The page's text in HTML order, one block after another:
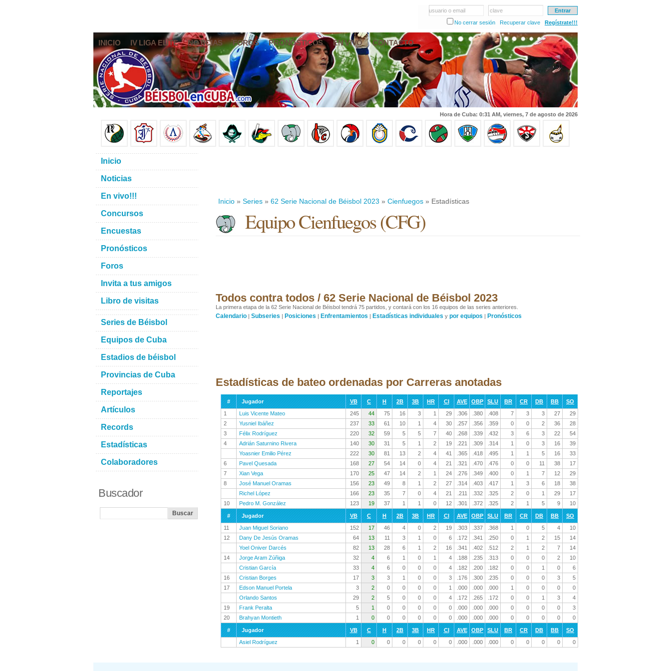
usuario o email
clave
No cerrar sesión
Recuperar clave Regístrate!!!
INICIO IV LIGA ELITE NOTICIAS FOROS PRONÓSTICOS EN VIVO CONTACTO
Hora de Cuba: 0:31 AM, viernes, 7 de agosto de 2026
Inicio » Series » 62 Serie Nacional de Béisbol 2023 » Cienfuegos » Estadísticas
Equipo Cienfuegos (CFG)
Todos contra todos / 62 Serie Nacional de Béisbol 2023
La primera etapa de la 62 Serie Nacional de Béisbol tendrá 75 partidos, y contará con los 16 equipos de las series anteriores.
Calendario | Subseries | Posiciones | Enfrentamientos | Estadísticas individuales y por equipos | Pronósticos
Estadísticas de bateo ordenadas por Carreras anotadas
# Jugador VB C H 2B 3B HR CI AVE OBP SLU BR CR DB BB
SO
1
Luis Vicente Mateo 245 44 75 16 3 1 29 .306 .380 .408 7 3 3 27
29
2
Yusniel Ibáñez 237 33 61 10 1 4 30 .257 .356 .359 0 0 2 36
28
3
Félix Rodríguez 220 32 59 5 5 7 40 .268 .339 .432 3 6 3 22
54
4
Adrián Saturnino Rivera 140 30 31 5 1 2 19 .221 .309 .314 1 0 3 16
39
Yoasnier Emilio Pérez
222 30 81 13 2 4 41 .365 .418 .495 1 1 5 16
33
6
Pavel Quesada 168 27 54 14 0 4 21 .321 .470 .476 0 0 11 38
17
7
Xian Vega 170 25 47 14 2 1 24 .276 .349 .400 0 1 7 12
29
8
José Manuel Oramas 156 23 49 8 1 2 27 .314 .403 .417 1 3 6 18
38
Richel López
166 23 35 7 0 4 21 .211 .332 .325 2 0 1 29
17
10
Pedro M. González 123 19 37 1 1 0 12 .301 .372 .325 2 1 5 9 10
# Jugador VB C H 2B 3B HR CI AVE OBP SLU BR CR DB BB
SO
11
Juan Miguel Soriano 152 17 46 4 0 2 19 .303 .337 .368 1 0 5 4
10
12
Dany De Jesús Oramas 64 13 11 3 1 0 6 .172 .341 .250 0 1 2 15
14
Yoel Oniver Darcés
82 13 28 6 1 2 16 .341 .402 .512 2 1 2 7
14
14
Jorge Aram Zúñiga 32 4 6 1 0 1 4 .188 .235 .313 0 0 0 2
10
Cristian García
33 4 6 0 0 0 4 .182 .200 .182 0 0 1 0
6
16
Cristian Borges 17 3 3 1 0 0 3 .176 .300 .235 0 0 0 3
5
17
Edson Manuel Portela 3 2 0 0 0 0 1 .000 .000 .000 1 0 0 0
0
Orlando Santos
29 2 5 0 0 0 4 .172 .265 .172 0 0 1 3
4
19
Frank Peralta 5 1 0 0 0 0 0 .000 .000 .000 0 0 0 0
3
20
Brahyan Montieth 1 0 0 0 0 0 0 .000 .000 .000 0 0 0 0 0
# Jugador VB C H 2B 3B HR CI AVE OBP SLU BR CR DB BB
SO
Asiel Rodríguez
1 0 0 0 0 0 0 .000 .000 .000 0 0 0 0 0
Inicio
Noticias
En vivo!!!
Concursos
Encuestas
Pronósticos
Foros
Invita a tus amigos
Libro de visitas
Series de Béisbol
Equipos de Cuba
Estadios de béisbol
Provincias de Cuba
Reportajes
Artículos
Records
Estadísticas
Colaboradores
Buscador